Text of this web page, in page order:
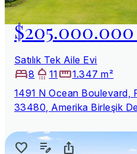
Satılık Tek Aile Evi
8
11
1.347 m²
1491 N Ocean Boulevard,
33480, Amerika Birleşik